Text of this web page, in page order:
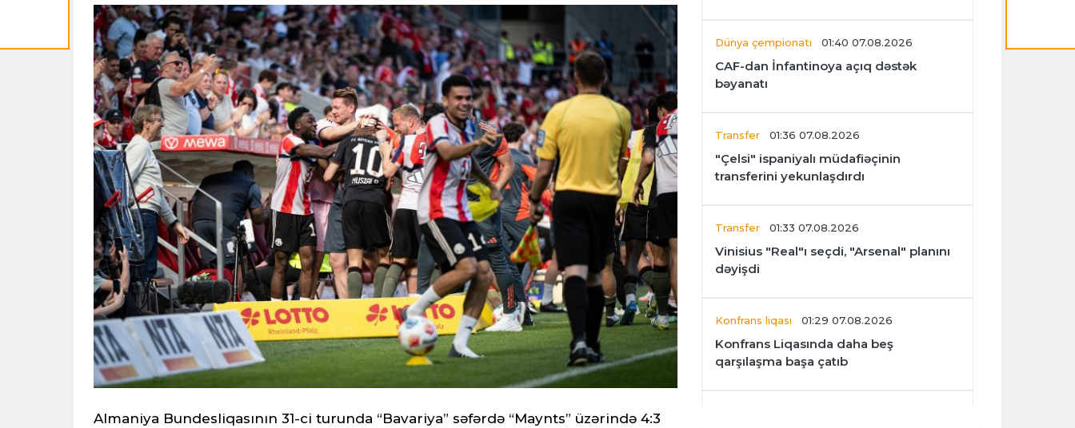
Almaniya Bundesliqasının 31-ci turunda “Bavariya” səfərdə “Maynts” üzərində 4:3
Dünya çempionatı 01:40 07.08.2026
CAF-dan İnfantinoya açıq dəstək
bəyanatı
Transfer 01:36 07.08.2026
"Çelsi" ispaniyalı müdafiəçinin
transferini yekunlaşdırdı
Transfer 01:33 07.08.2026
Vinisius "Real"ı seçdi, "Arsenal" planını
dəyişdi
Konfrans liqası 01:29 07.08.2026
Konfrans Liqasında daha beş
qarşılaşma başa çatıb